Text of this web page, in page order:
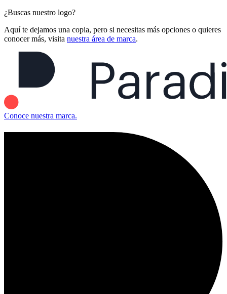
¿Buscas nuestro logo?
Aquí te dejamos una copia, pero si necesitas más opciones o quieres
conocer más, visita nuestra área de marca.
Conoce nuestra marca.